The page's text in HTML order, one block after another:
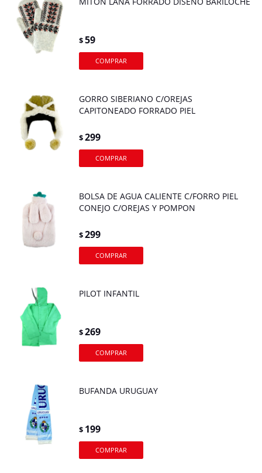
$59
GORRO SIBERIANO C/OREJAS
CAPITONEADO FORRADO PIEL
$299
BOLSA DE AGUA CALIENTE C/FORRO PIEL
CONEJO C/OREJAS Y POMPON
$299
PILOT INFANTIL
$269
BUFANDA URUGUAY
$ 199